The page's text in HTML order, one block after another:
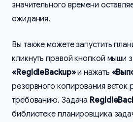
значительного времени
ожидания.
Вы также можете запустить
кликнуть правой кнопкой мыши
«RegIdleBackup»и нажать
резервного копирования веток
требованию. Задача
библиотеке планировщика